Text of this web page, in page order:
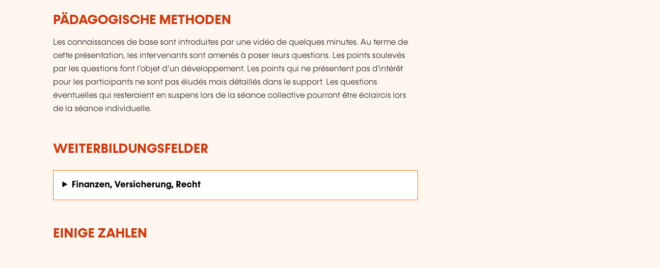
PÄDAGOGISCHE METHODEN
Les connaissances de base sont introduites par une vidéo de quelques minutes. Au terme de
cette présentation, les intervenants sont amenés à poser leurs questions. Les points soulevés
par les questions font l’objet d’un développement. Les points qui ne présentent pas d'intérêt
pour les participants ne sont pas éludés mais détaillés dans le support. Les questions
éventuelles qui resteraient en suspens lors de la séance collective pourront être éclaircis lors
de la séance individuelle.
WEITERBILDUNGSFELDER
Finanzen, Versicherung, Recht
EINIGE ZAHLEN